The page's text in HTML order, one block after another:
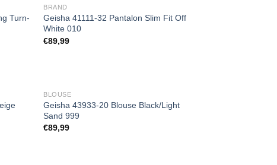
Turn-
BRAND
Geisha 41111-32 Pantalon Slim Fit Off
White 010
€89,99
BLOUSE
Geisha 43933-20 Blouse Black/Light
Sand 999
€89,99